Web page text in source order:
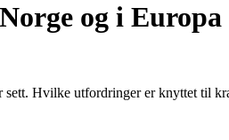
og i Europa
Hvilke utfordringer er knyttet til